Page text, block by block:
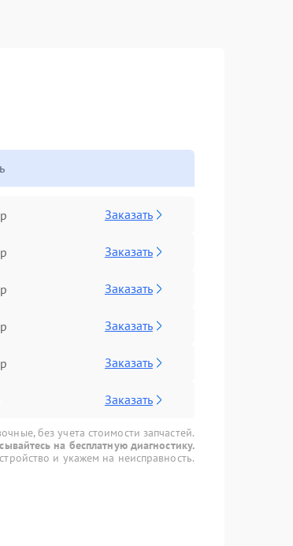
Заказать
Заказать
Заказать
Заказать
Заказать
Заказать
без учета стоимости запчастей.
на бесплатную диагностику.
и укажем на неисправность.